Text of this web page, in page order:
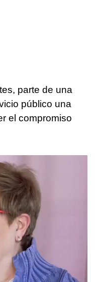
parte de una
público una
el compromiso